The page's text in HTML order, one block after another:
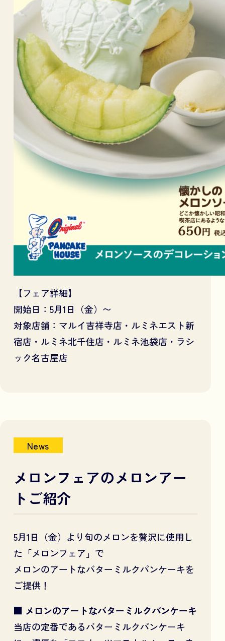
【フェア詳細】
開始日：5月1日（金）〜
対象店舗：マルイ吉祥寺店・ルミネエスト新
宿店・ルミネ北千住店・ルミネ池袋店・ラシ
ック名古屋店
News
メロンフェアのメロンアー
トご紹介
5月1日（金）より旬のメロンを贅沢に使用し
た「メロンフェア」で
メロンのアートなバターミルクパンケーキを
ご提供！
■ メロンのアートなバターミルクパンケーキ
当店の定番であるバターミルクパンケーキ